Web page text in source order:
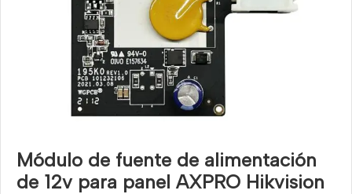
Módulo de fuente de alimentación
de 12v para panel AXPRO Hikvision